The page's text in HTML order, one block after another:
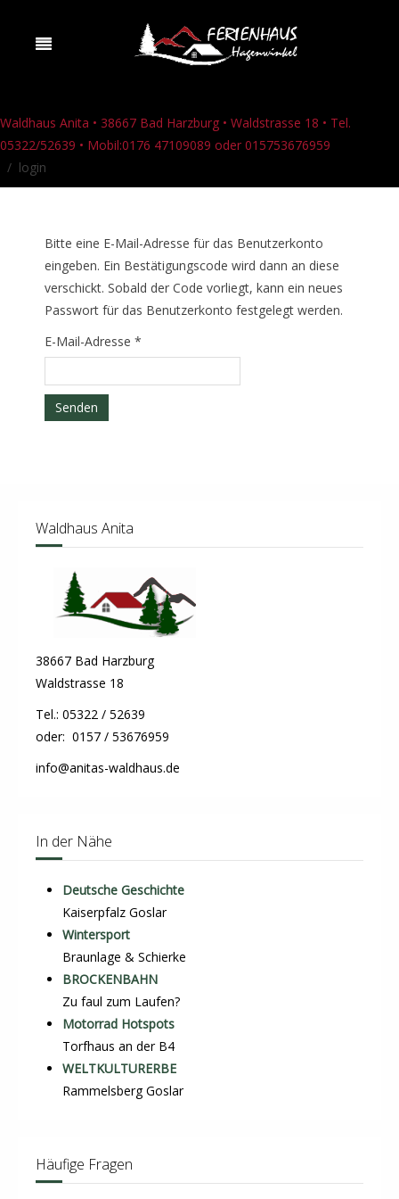
Waldhaus Anita • 38667 Bad Harzburg • Waldstrasse 18 • Tel.
05322/52639 • Mobil:0176 47109089 oder 015753676959
login
Bitte eine E-Mail-Adresse für das Benutzerkonto
eingeben. Ein Bestätigungscode wird dann an diese
verschickt. Sobald der Code vorliegt, kann ein neues
Passwort für das Benutzerkonto festgelegt werden.
E-Mail-Adresse *
Senden
Waldhaus Anita
38667 Bad Harzburg
Waldstrasse 18
Tel.: 05322 / 52639
oder: 0157 / 53676959
info@anitas-waldhaus.de
In der Nähe
Deutsche Geschichte
Kaiserpfalz Goslar
Wintersport
Braunlage & Schierke
BROCKENBAHN
Zu faul zum Laufen?
Motorrad Hotspots
Torfhaus an der B4
WELTKULTURERBE
Rammelsberg Goslar
Häufige Fragen